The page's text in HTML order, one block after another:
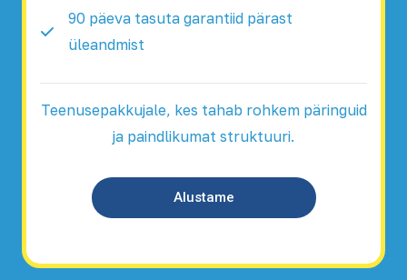
90 päeva tasuta garantiid pärast
üleandmist
Teenusepakkujale, kes tahab rohkem päringuid
ja paindlikumat struktuuri.
Alustame